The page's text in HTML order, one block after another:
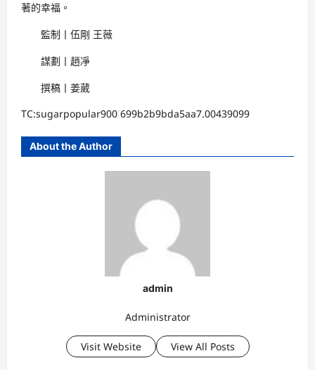
著的幸福。
監制丨伍剛 王薇
謀劃丨趙凈
撰稿丨姜葳
TC:sugarpopular900 699b2b9bda5aa7.00439099
About the Author
admin
Administrator
Visit Website View All Posts